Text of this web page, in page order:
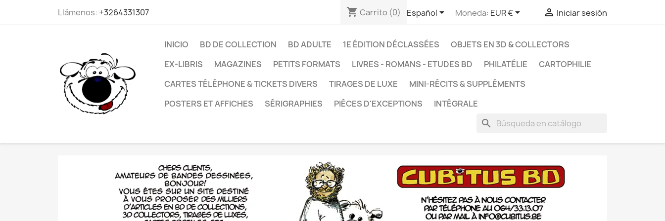
Llámenos: +3264331307 shopping_cart Carrito (0) Español Moneda: EUR €  Iniciar sesión
INICIO BD DE COLLECTION BD ADULTE 1E ÉDITION DÉCLASSÉES
OBJETS EN 3D & COLLECTORS
EX-LIBRIS
MAGAZINES PETITS FORMATS LIVRES - ROMANS - ETUDES BD PHILATÉLIE
CARTOPHILIE
CARTES TÉLÉPHONE & TICKETS DIVERS
TIRAGES DE LUXE
MINI-RÉCITS & SUPPLÉMENTS
POSTERS ET AFFICHES
SÉRIGRAPHIES PIÈCES D'EXCEPTIONS INTÉGRALE
search